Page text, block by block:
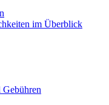
im Überblick
Gebühren